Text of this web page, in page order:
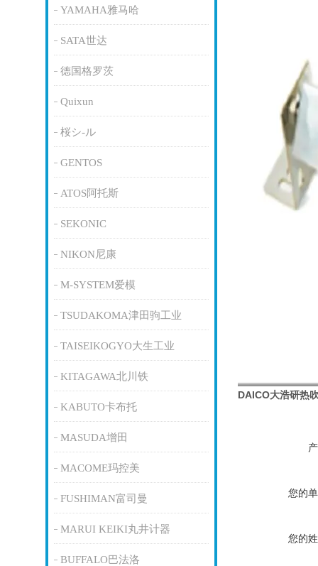
YAMAHA雅马哈
SATA世达
德国格罗茨
Quixun
桜シ-ル
GENTOS
ATOS阿托斯
SEKONIC
NIKON尼康
M-SYSTEM爱模
TSUDAKOMA津田驹工业
TAISEIKOGYO大生工业
KITAGAWA北川铁
KABUTO卡布托
MASUDA增田
MACOME玛控美
FUSHIMAN富司曼
MARUI KEIKI丸井计器
BUFFALO巴法洛
DAICO大浩研热
您的
您的